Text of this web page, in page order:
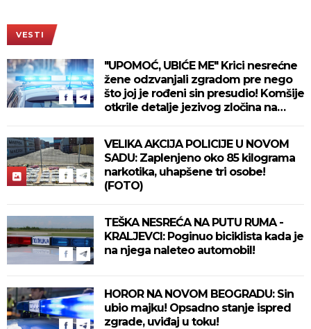
VESTI
"UPOMOĆ, UBIĆE ME" Krici nesrećne
žene odzvanjali zgradom pre nego
što joj je rođeni sin presudio! Komšije
otkrile detalje jezivog zločina na
VELIKA AKCIJA POLICIJE U NOVOM
SADU: Zaplenjeno oko 85 kilograma
narkotika, uhapšene tri osobe!
(FOTO)
TEŠKA NESREĆA NA PUTU RUMA -
KRALJEVCI: Poginuo biciklista kada je
na njega naleteo automobil!
HOROR NA NOVOM BEOGRADU: Sin
ubio majku! Opsadno stanje ispred
zgrade, uviđaj u toku!